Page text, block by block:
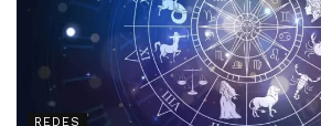
REDES